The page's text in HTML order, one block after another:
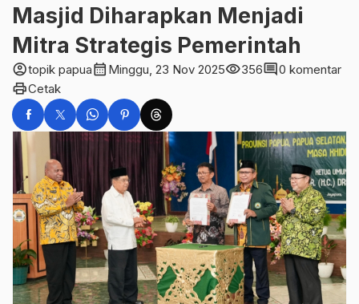
Masjid Diharapkan Menjadi
Mitra Strategis Pemerintah
account_circletopik papuacalendar_month Minggu, 23 Nov 2025visibility356comment0 komentar
printCetak